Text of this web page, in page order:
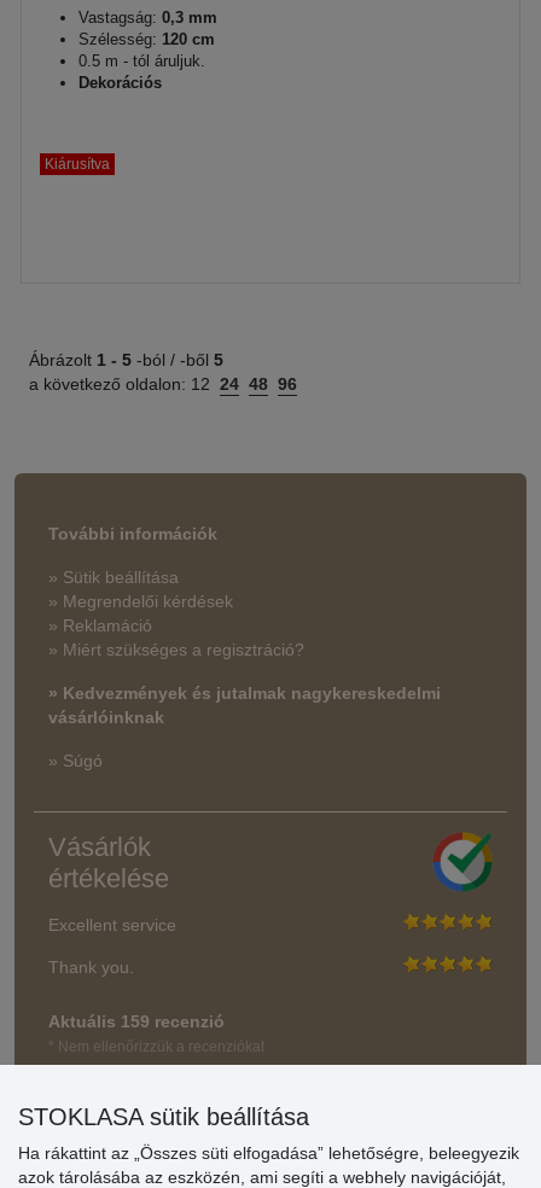
Vastagság: 0,3 mm
Szélesség: 120 cm
0.5 m - tól áruljuk.
Dekorációs
Kiárusítva
Ábrázolt 1 - 5 -ból / -ből 5
a következő oldalon: 12 24 48 96
További információk
» Sütik beállítása
» Megrendelői kérdések
» Reklamáció
» Miért szükséges a regisztráció?
» Kedvezmények és jutalmak nagykereskedelmi
vásárlóinknak
» Súgó
Vásárlók
értékelése
Excellent service
Thank you.
Aktuális 159 recenzió
* Nem ellenőrizzük a recenziókat
STOKLASA sütik beállítása
Ha rákattint az „Összes süti elfogadása” lehetőségre, beleegyezik
azok tárolásába az eszközén, ami segíti a webhely navigációját,